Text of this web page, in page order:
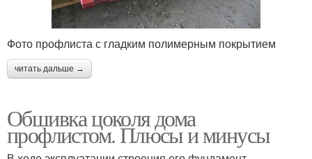
Фото профлиста с гладким полимерным покрытием
читать дальше →
Обшивка цоколя дома
профлистом. Плюсы и минусы